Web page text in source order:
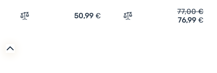
Zum Vergleich 'Verlängerungskabel Gimeg Elektra
50,99 €
Zum Vergleich
77,00€
76,99 €